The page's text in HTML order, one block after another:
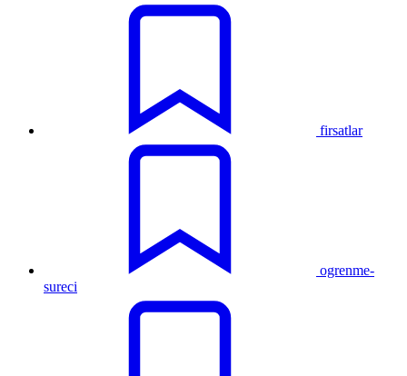
firsatlar
ogrenme-
sureci